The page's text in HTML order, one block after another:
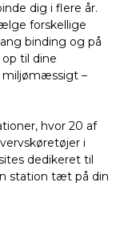
dig i flere år.
forskellige
binding og på
til dine
miljømæssigt –
hvor 20 af
i
dedikeret til
station tæt på din